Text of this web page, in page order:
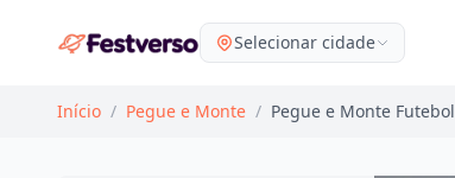
Selecionar cidade
Início / Pegue e Monte / Pegue e Monte Futebol